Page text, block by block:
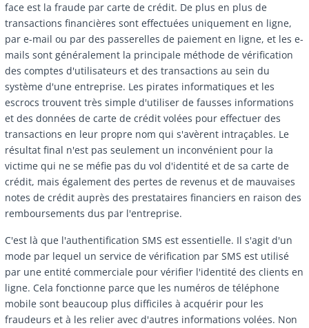
face est la fraude par carte de crédit. De plus en plus de
transactions financières sont effectuées uniquement en ligne,
par e-mail ou par des passerelles de paiement en ligne, et les e-
mails sont généralement la principale méthode de vérification
des comptes d'utilisateurs et des transactions au sein du
système d'une entreprise. Les pirates informatiques et les
escrocs trouvent très simple d'utiliser de fausses informations
et des données de carte de crédit volées pour effectuer des
transactions en leur propre nom qui s'avèrent intraçables. Le
résultat final n'est pas seulement un inconvénient pour la
victime qui ne se méfie pas du vol d'identité et de sa carte de
crédit, mais également des pertes de revenus et de mauvaises
notes de crédit auprès des prestataires financiers en raison des
remboursements dus par l'entreprise.
C'est là que l'authentification SMS est essentielle. Il s'agit d'un
mode par lequel un service de vérification par SMS est utilisé
par une entité commerciale pour vérifier l'identité des clients en
ligne. Cela fonctionne parce que les numéros de téléphone
mobile sont beaucoup plus difficiles à acquérir pour les
fraudeurs et à les relier avec d'autres informations volées. Non